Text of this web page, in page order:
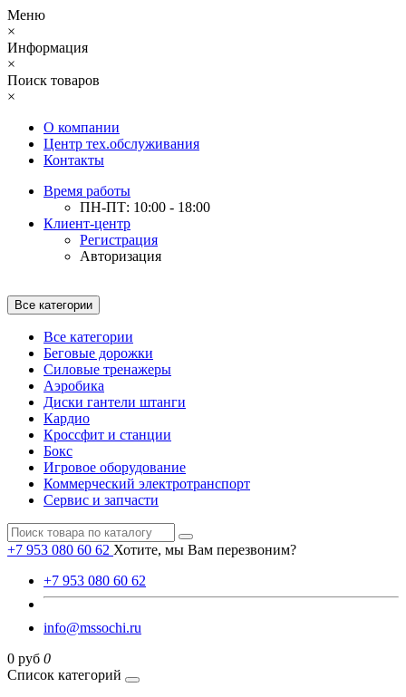
Меню
×
Информация
×
Поиск товаров
×
О компании
Центр тех.обслуживания
Контакты
Время работы
ПН-ПТ: 10:00 - 18:00
Клиент-центр
Регистрация
Авторизация
Все категории
Все категории
Беговые дорожки
Силовые тренажеры
Аэробика
Диски гантели штанги
Кардио
Кроссфит и станции
Бокс
Игровое оборудование
Коммерческий электротранспорт
Сервис и запчасти
+7 953 080 60 62 Хотите, мы Вам перезвоним?
+7 953 080 60 62
info@mssochi.ru
0 руб 0
Список категорий